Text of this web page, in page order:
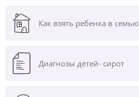
Как взять ребенка в семью
Диагнозы детей- сирот